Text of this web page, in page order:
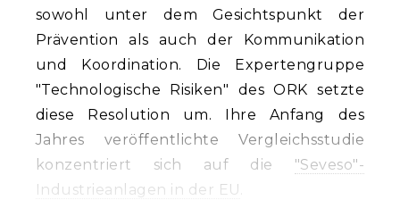
sowohl unter dem Gesichtspunkt der
Prävention als auch der Kommunikation
und Koordination. Die Expertengruppe
"Technologische Risiken" des ORK setzte
diese Resolution um. Ihre Anfang des
Jahres veröffentlichte Vergleichsstudie
konzentriert sich auf die "Seveso"-
Industrieanlagen in der EU